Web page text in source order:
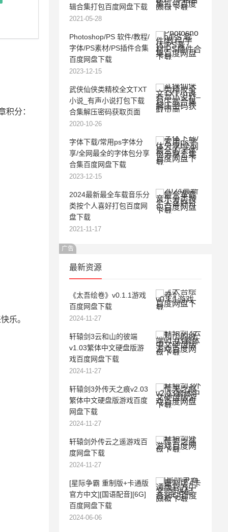
分：
乐。
辑合集打包百度网盘下载
2021-05-28
Photoshop/PS 软件/教程/
字体/PS素材/PS插件合集
百度网盘下载
2023-12-15
武侠仙侠类精校全文TXT
小说_有声小说打包下载
合集解压密码获取页面
2020-10-26
字体下载/常用ps字体分
享/全网最全的字体包分享
合集百度网盘下载
2023-12-15
2024最新最全车载音乐分
类按个人喜好打包百度网
盘下载
2021-11-17
广告
最新资源
《太吾绘卷》v0.1.1游戏
百度网盘下载
2024-11-27
轩辕剑3云和山的彼端
v1.03繁体中文硬盘版游
戏百度网盘下载
2024-11-27
轩辕剑3外传天之痕v2.03
繁体中文硬盘版游戏百度
网盘下载
2024-11-27
轩辕剑外传云之遥游戏百
度网盘下载
2024-11-27
[星际争霸 重制版+卡通版
官方中文][国语配音][6G]
百度网盘下载
2024-06-06